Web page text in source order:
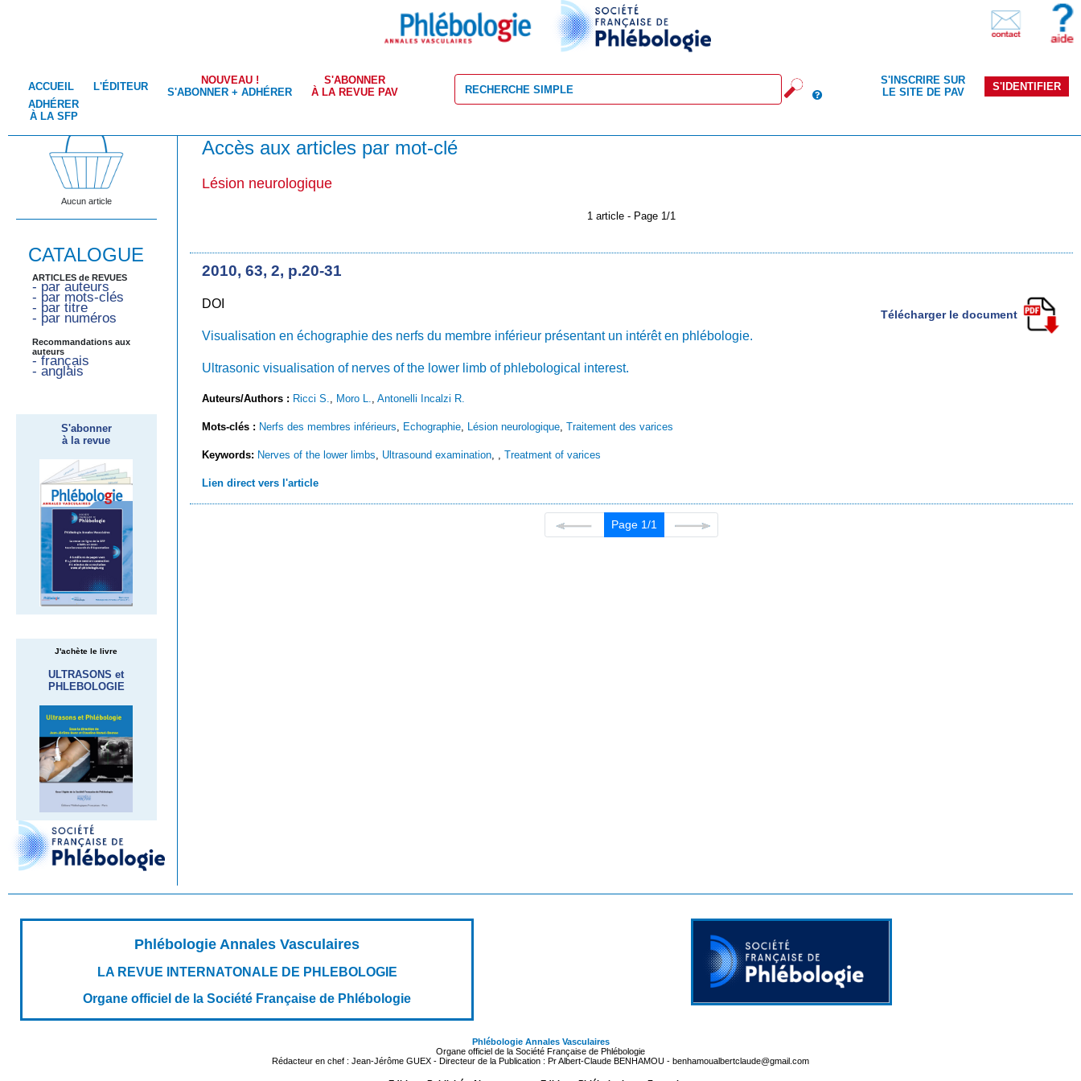
ACCUEIL L'ÉDITEUR
NOUVEAU !
S'ABONNER + ADHÉRER
S'ABONNER
À LA REVUE PAV
ADHÉRER
À LA SFP
S'INSCRIRE SUR
LE SITE DE PAV
S'IDENTIFIER
Aucun article
CATALOGUE
ARTICLES de REVUES
- par auteurs
- par mots-clés
- par titre
- par numéros
Recommandations aux
auteurs
- français
- anglais
S'abonner
à la revue
J'achète le livre
ULTRASONS et
PHLEBOLOGIE
Accès aux articles par mot-clé
Lésion neurologique
1 article - Page 1/1
2010, 63, 2, p.20-31
DOI
Télécharger le document
Visualisation en échographie des nerfs du membre inférieur présentant un intérêt en phlébologie.
Ultrasonic visualisation of nerves of the lower limb of phlebological interest.
Auteurs/Authors : Ricci S., Moro L., Antonelli Incalzi R.
Mots-clés : Nerfs des membres inférieurs, Echographie, Lésion neurologique, Traitement des varices
Keywords: Nerves of the lower limbs, Ultrasound examination, , Treatment of varices
Lien direct vers l'article
Page 1/1
Phlébologie Annales Vasculaires
LA REVUE INTERNATONALE DE PHLEBOLOGIE
Organe officiel de la Société Française de Phlébologie
Phlébologie Annales Vasculaires
Organe officiel de la Société Française de Phlébologie
Rédacteur en chef : Jean-Jérôme GUEX - Directeur de la Publication : Pr Albert-Claude BENHAMOU - benhamoualbertclaude@gmail.com